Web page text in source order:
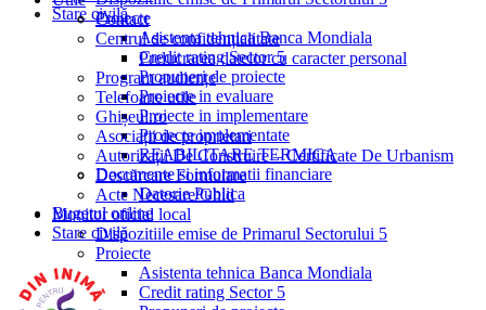
Stare civilă
Proiecte
Asistenta tehnica Banca Mondiala
Credit rating Sector 5
Propuneri de proiecte
Proiecte in evaluare
Proiecte in implementare
Proiecte implementate
REABILITARE TERMICA
Documente si informatii financiare
Datorie Publica
Bugetul online
Stare civilă
Contact
Centrul de confidențialitate
Prelucrarea datelor cu caracter personal
Program audiențe
Telefoane utile
Ghișeul.ro
Asociații de proprietari
Autorizații De Construire – Certificate De Urbanism
Descărcare Formulare
Acte Necesare/Ghid
Monitor oficial local
Dispozitiile emise de Primarul Sectorului 5
Proiecte
Asistenta tehnica Banca Mondiala
Credit rating Sector 5